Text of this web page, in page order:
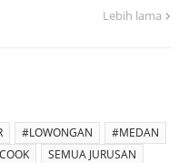
Lebih lama
#LOWONGAN
#MEDAN
COOK
SEMUA JURUSAN